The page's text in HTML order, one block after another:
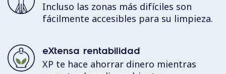
Incluso las zonas más difíciles son
fácilmente accesibles para su limpieza.
eXtensa rentabilidad
XP te hace ahorrar dinero mientras